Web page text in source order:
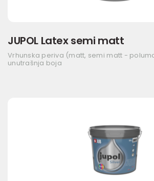
JUPOL Latex semi matt
Vrhunska periva (matt, semi matt -
unutrašnja boja